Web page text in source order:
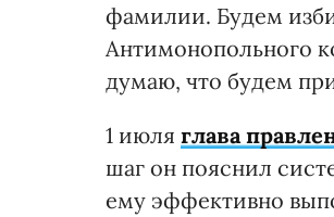
фамилии. Будем
Антимонопольного
думаю, что будем
1 июля глава
шаг он пояснил
ему эффективно